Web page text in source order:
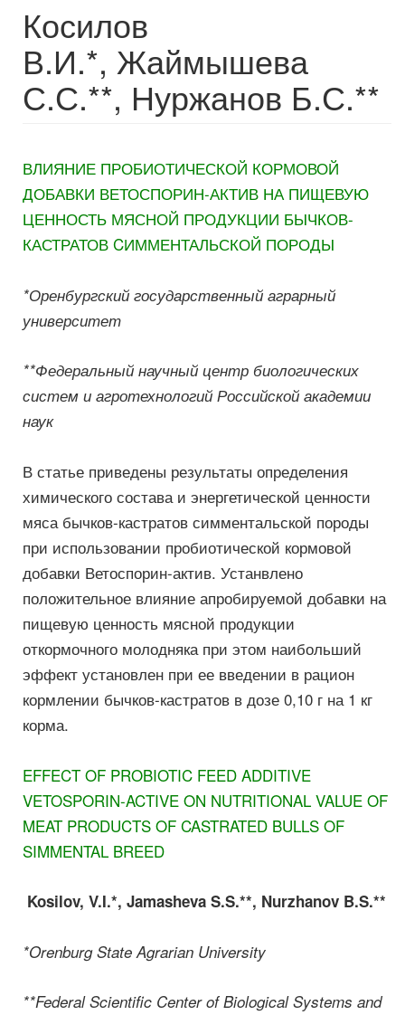
Косилов
В.И.*, Жаймышева
С.С.**, Нуржанов Б.С.**
ВЛИЯНИЕ ПРОБИОТИЧЕСКОЙ КОРМОВОЙ
ДОБАВКИ ВЕТОСПОРИН-АКТИВ НА ПИЩЕВУЮ
ЦЕННОСТЬ МЯСНОЙ ПРОДУКЦИИ БЫЧКОВ-
КАСТРАТОВ CИММЕНТАЛЬСКОЙ ПОРОДЫ
*Оренбургский государственный аграрный
университет
**Федеральный научный центр биологических
систем и агротехнологий Российской академии
наук
В статье приведены результаты определения
химического состава и энергетической ценности
мяса бычков-кастратов симментальской породы
при использовании пробиотической кормовой
добавки Ветоспорин-актив. Устанвлено
положительное влияние апробируемой добавки на
пищевую ценность мясной продукции
откормочного молодняка при этом наибольший
эффект установлен при ее введении в рацион
кормлении бычков-кастратов в дозе 0,10 г на 1 кг
корма.
EFFECT OF PROBIOTIC FEED ADDITIVE
VETOSPORIN-ACTIVE ON NUTRITIONAL VALUE OF
MEAT PRODUCTS OF CASTRATED BULLS OF
SIMMENTAL BREED
Kosilov, V.I.*, Jamasheva S.S.**, Nurzhanov B.S.**
*Orenburg State Agrarian University
**Federal Scientific Center of Biological Systems and